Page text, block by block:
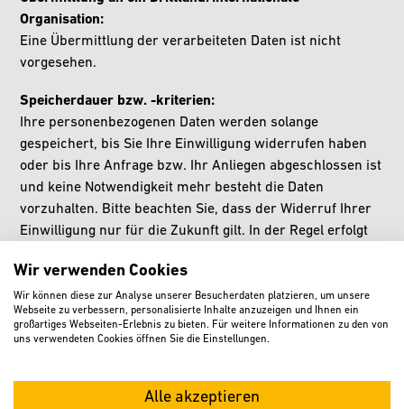
Organisation:
Eine Übermittlung der verarbeiteten Daten ist nicht
vorgesehen.
Speicherdauer bzw. -kriterien:
Ihre personenbezogenen Daten werden solange
gespeichert, bis Sie Ihre Einwilligung widerrufen haben
oder bis Ihre Anfrage bzw. Ihr Anliegen abgeschlossen ist
und keine Notwendigkeit mehr besteht die Daten
vorzuhalten. Bitte beachten Sie, dass der Widerruf Ihrer
Einwilligung nur für die Zukunft gilt. In der Regel erfolgt
Aufbewahrungsfristen (mindestens 10 Jahre nach
Abschluss des Förderverfahrens).
Betroffenenrechte:
Recht auf Löschung (Art. 17)
Wir verwenden Cookies
Wir können diese zur Analyse unserer Besucherdaten platzieren, um unsere
Webseite zu verbessern, personalisierte Inhalte anzuzeigen und Ihnen ein
großartiges Webseiten-Erlebnis zu bieten. Für weitere Informationen zu den von
uns verwendeten Cookies öffnen Sie die Einstellungen.
Alle akzeptieren